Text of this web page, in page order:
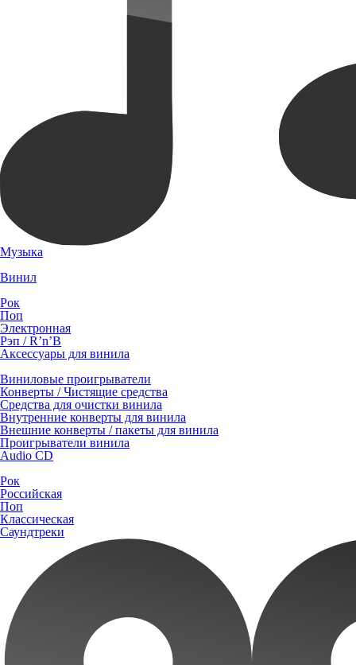
Музыка
Винил
Рок
Поп
Электронная
Рэп / R’n’B
Аксессуары для винила
Виниловые проигрыватели
Конверты / Чистящие средства
Средства для очистки винила
Внутренние конверты для винила
Внешние конверты / пакеты для винила
Проигрыватели винила
Audio CD
Рок
Российская
Поп
Классическая
Саундтреки